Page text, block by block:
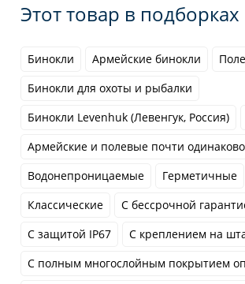
Этот товар в подборках
Бинокли Армейские бинокли
Бинокли для охоты и рыбалки
Бинокли Levenhuk (Левенгук, Россия)
Армейские и полевые почти
Водонепроницаемые
Герметичные
Классические
С бессрочной
С защитой IP67
С креплением на
С полным многослойным покрытием